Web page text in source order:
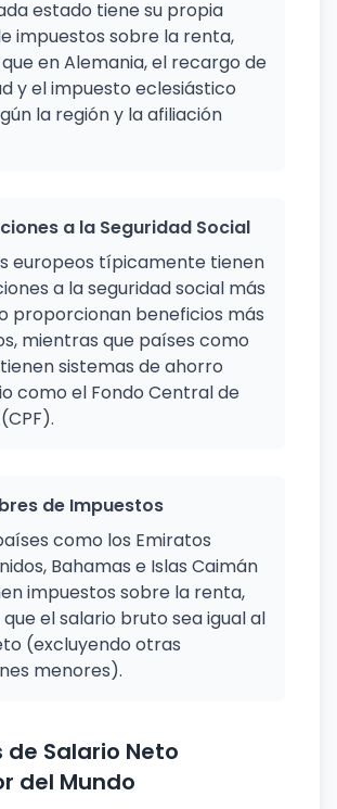
estado tiene su propia
impuestos sobre la renta,
en Alemania, el recargo de
y el impuesto eclesiástico
la región y la afiliación
a la Seguridad Social
europeos típicamente tienen
a la seguridad social más
proporcionan beneficios más
mientras que países como
sistemas de ahorro
como el Fondo Central de
de Impuestos
como los Emiratos
Bahamas e Islas Caimán
impuestos sobre la renta,
el salario bruto sea igual al
(excluyendo otras
menores).
de Salario Neto
del Mundo